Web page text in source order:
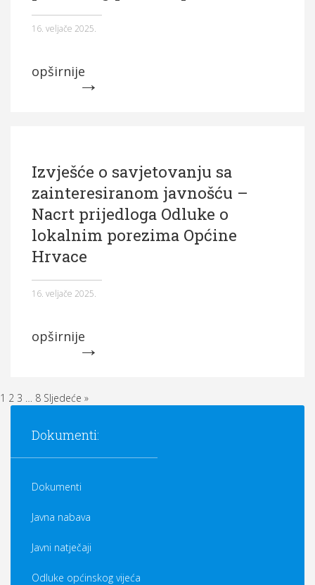
16. veljače 2025.
opširnije
Izvješće o savjetovanju sa
zainteresiranom javnošću –
Nacrt prijedloga Odluke o
lokalnim porezima Općine
Hrvace
16. veljače 2025.
opširnije
1 2 3 8 Sljedeće »
Dokumenti:
Dokumenti
Javna nabava
Javni natječaji
Odluke općinskog vijeća